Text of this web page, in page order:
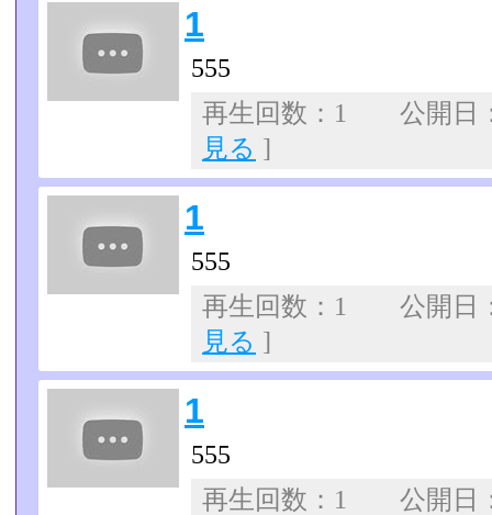
1
555
再生回数：1 公開
見る ]
1
555
再生回数：1 公開
見る ]
1
555
再生回数：1 公開